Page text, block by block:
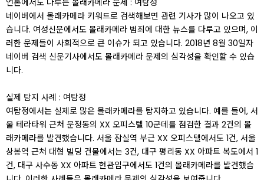
언론에서도 다루는 몰래카메라 문제 : 여탐정
네이버에서 몰래카메라 키워드로 검색해보면 관련 기사가 많이 나오고 있
습니다. 여성신문에서도 몰래카메라 범죄에 대한 뉴스를 다루고 있으며, 이
러한 문제들이 사회적으로 큰 이슈가 되고 있습니다. 2018년 8월 30일자
네이버 검색 신문기사에서도 몰래카메라 문제의 심각성을 확인할 수 있습
니다.
실제 탐지 사례 : 여탐정
여탐정에서는 실제로 많은 몰래카메라를 탐지하고 있습니다. 예를 들어, 서
울 테라타워 근처 문정동의 XX 오피스텔 10군데를 점검한 결과 2건의 몰
래카메라를 발견했습니다. 서울 잠실역 부근 XX 오피스텔에서도 1건, 서울
상봉역 근처 대형 빌딩 건물에서는 3건, 대구 평리동 XX 아파트 복도에서 1
건, 대구 사수동 XX 아파트 현관입구에서도 1건의 몰래카메라를 발견했습